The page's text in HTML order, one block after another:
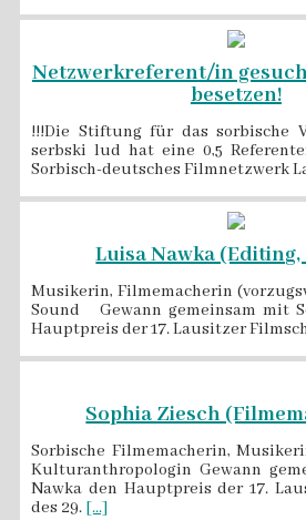
Netzwerkreferent/in
besetzen!
!!!Die Stiftung für das sorbische
serbski lud hat eine 0,5
Sorbisch-deutsches Filmnetzwerk
Luisa Nawka
Musikerin, Filmemacherin
Sound Gewann gemeinsam mit
Hauptpreis der 17. Lausitzer
Sophia Ziesch
Sorbische Filmemacherin,
Kulturanthropologin Gewann
Nawka den Hauptpreis der 17.
des 29. [...]